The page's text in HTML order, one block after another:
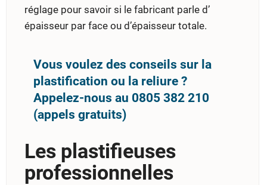
réglage pour savoir si le fabricant parle d’
épaisseur par face ou d’épaisseur totale.
Vous voulez des conseils sur la
plastification ou la reliure ?
Appelez-nous au 0805 382 210
(appels gratuits)
Les plastifieuses
professionnelles